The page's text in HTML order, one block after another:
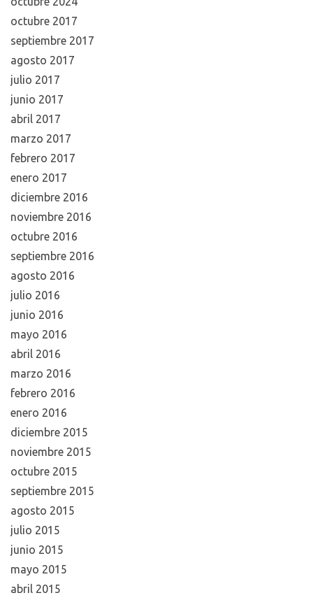
octubre 2017
septiembre 2017
agosto 2017
julio 2017
junio 2017
abril 2017
marzo 2017
febrero 2017
enero 2017
diciembre 2016
noviembre 2016
octubre 2016
septiembre 2016
agosto 2016
julio 2016
junio 2016
mayo 2016
abril 2016
marzo 2016
febrero 2016
enero 2016
diciembre 2015
noviembre 2015
octubre 2015
septiembre 2015
agosto 2015
julio 2015
junio 2015
mayo 2015
abril 2015